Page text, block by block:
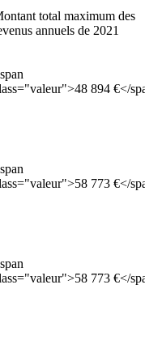
total maximum des
annuels de 2021
894 €</
773 €</
773 €</